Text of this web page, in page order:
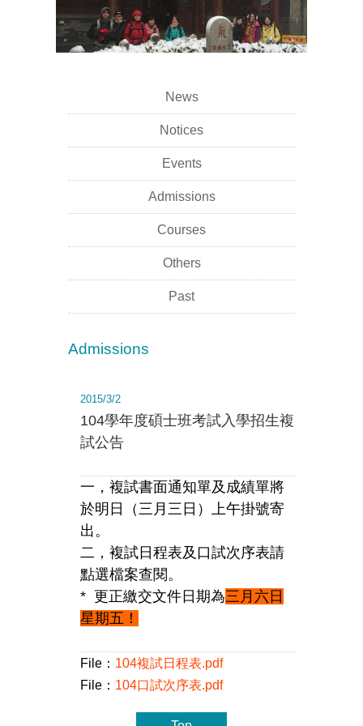
News
Notices
Events
Admissions
Courses
Others
Past
Admissions
2015/3/2
104學年度碩士班考試入學招生複
試公告
一，複試書面通知單及成績單將
於明日（三月三日）上午掛號寄
出。
二，複試日程表及口試次序表請
點選檔案查閱。
* 更正繳交文件日期為三月六日
星期五！
File： 104複試日程表.pdf
File： 104口試次序表.pdf